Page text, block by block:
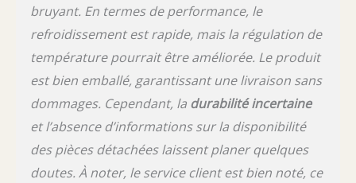
bruyant. En termes de performance, le
refroidissement est rapide, mais la régulation de
température pourrait être améliorée. Le produit
est bien emballé, garantissant une livraison sans
dommages. Cependant, la durabilité incertaine
et l’absence d’informations sur la disponibilité
des pièces détachées laissent planer quelques
doutes. À noter, le service client est bien noté, ce